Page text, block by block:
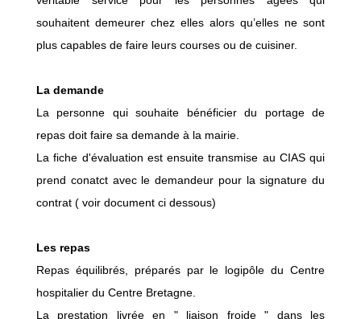
souhaitent demeurer chez elles alors qu’elles ne sont
plus capables de faire leurs courses ou de cuisiner.
La demande
La personne qui souhaite bénéficier du portage de
repas doit faire sa demande à la mairie.
La fiche d'évaluation est ensuite transmise au CIAS qui
prend conatct avec le demandeur pour la signature du
contrat ( voir document ci dessous)
Les repas
Repas équilibrés, préparés par le logipôle du Centre
hospitalier du Centre Bretagne.
La prestation livrée en " liaison froide " dans les